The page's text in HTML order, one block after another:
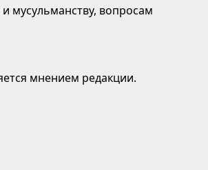
мусульманству, вопросам
мнением редакции.